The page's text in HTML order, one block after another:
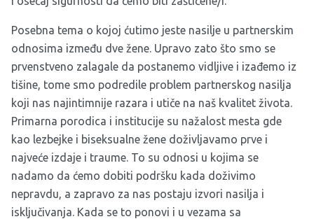
Posebna tema o kojoj ćutimo jeste nasilje u partnerskim
odnosima između dve žene. Upravo zato što smo se
prvenstveno zalagale da postanemo vidljive i izađemo iz
tišine, tome smo podredile problem partnerskog nasilja
koji nas najintimnije razara i utiče na naš kvalitet života.
Primarna porodica i institucije su nažalost mesta gde
kao lezbejke i biseksualne žene doživljavamo prve i
najveće izdaje i traume. To su odnosi u kojima se
nadamo da ćemo dobiti podršku kada doživimo
nepravdu, a zapravo za nas postaju izvori nasilja i
isključivanja. Kada se to ponovi i u vezama sa